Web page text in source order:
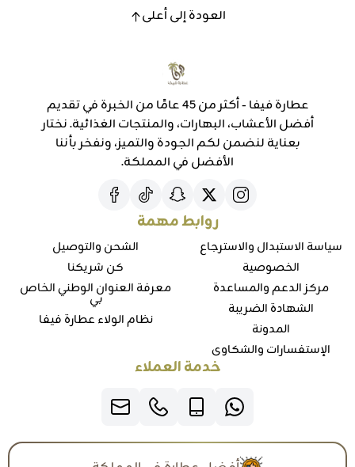
العودة إلى أعلى
عطارة فيفا - أكثر من 45 عامًا من الخبرة في تقديم
أفضل الأعشاب، البهارات، والمنتجات الغذائية. نختار
بعناية لنضمن لكم الجودة والتميز، ونفخر بأننا
الأفضل في المملكة.
روابط مهمة
سياسة الاستبدال والاسترجاع
الخصوصية
مركز الدعم والمساعدة
الشهادة الضريبة
المدونة
الإستفسارات والشكاوي
الشحن والتوصيل
كن شريكنا
معرفة العنوان الوطني الخاص
بي
نظام الولاء عطارة فيفا
خدمة العملاء